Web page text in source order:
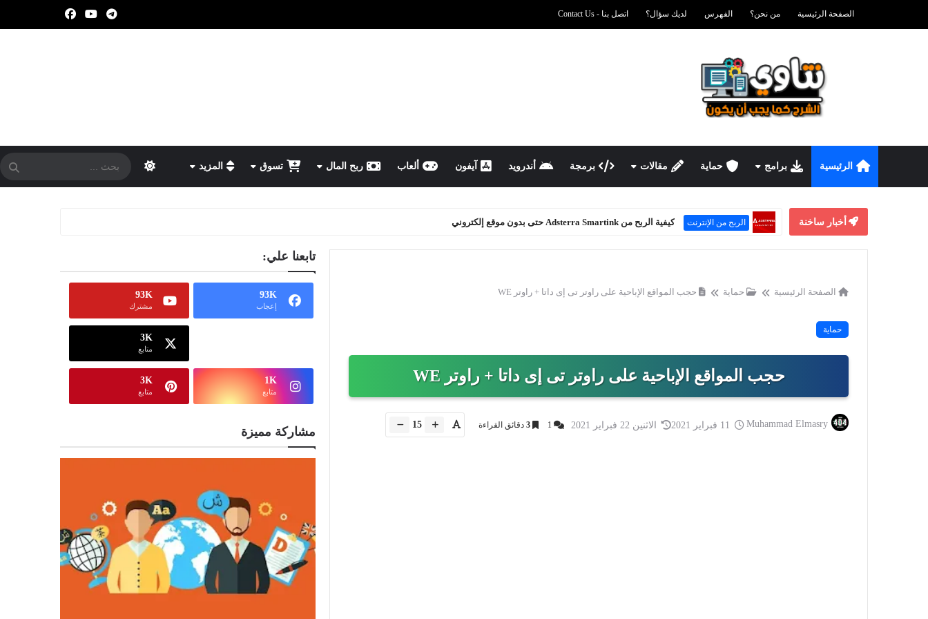
الصفحة الرئيسية من نحن؟ الفهرس لديك سؤال؟ اتصل بنا - Contact Us
الرئيسية برامج حماية مقالات برمجة أندرويد آيفون ألعاب ربح المال تسوق المزيد
أخبار ساخنة الربح من الإنترنت كيفية الربح من Adsterra Smartink حتى بدون موقع إلكتروني
الصفحة الرئيسية حماية حجب المواقع الإباحية على راوتر تى إى داتا + راوتر WE
حماية
حجب المواقع الإباحية على راوتر تى إى داتا + راوتر WE
Muhammad Elmasry الاثنين 22 فبراير 2021 1
3 دقائق القراءة 15
تابعنا علي:
93K
إعجاب
93K
مشترك
3K
متابع
1K
متابع
3K
متابع
مشاركة مميزة